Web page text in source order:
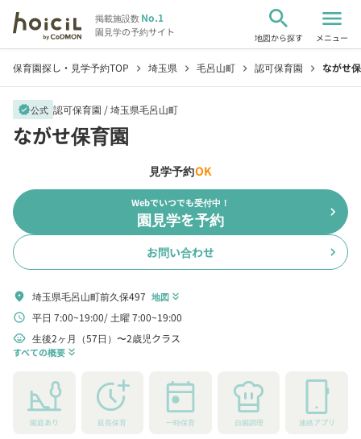
掲載施設数No.1
園見学の予約サイト
search
地図から探す
menu
メニュー
保育園探し・見学予約TOP chevron_right 埼玉県 chevron_right 毛呂山町 chevron_right 認可保育園 chevron_right ながせ
verified公式 認可保育園 /埼玉県毛呂山町
ながせ保育園
見学予約OK
Webでいつでも受付中！
園見学を予約 chevron_right
お問い合わせ chevron_right
location_on 埼玉県毛呂山町前久保497 地図 keyboard_double_arrow_down
schedule 平日 7:00~19:00 土曜 7:00~19:00
child_care 生後2ヶ月（57日）〜2歳児クラス
すべての概要 keyboard_double_arrow_down
園庭あり 延長保育 一時保育 自園調理 連絡アプリ